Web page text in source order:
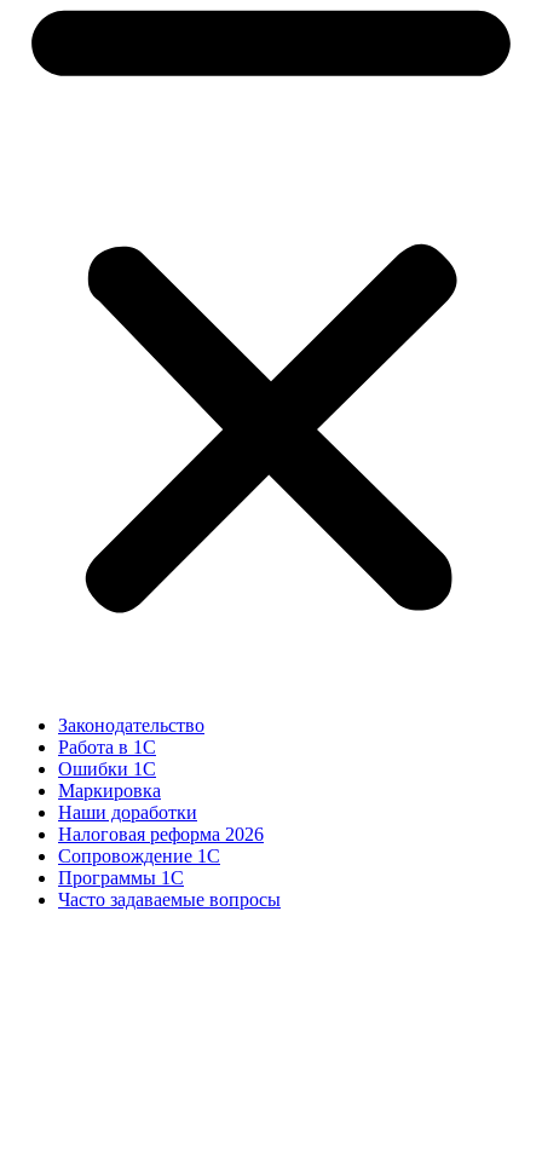
Законодательство
Работа в 1С
Ошибки 1С
Маркировка
Наши доработки
Налоговая реформа 2026
Сопровождение 1С
Программы 1С
Часто задаваемые вопросы